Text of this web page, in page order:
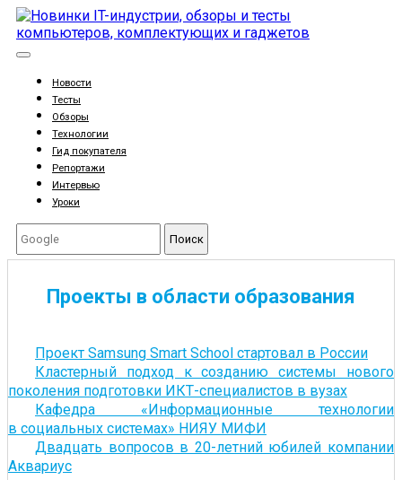
Новости
Тесты
Обзоры
Технологии
Гид покупателя
Репортажи
Интервью
Уроки
Поиск
Проекты в области образования
Проект Samsung Smart School стартовал в России
Кластерный подход к созданию системы нового
поколения подготовки ИКТ-специалистов в вузах
Кафедра «Информационные технологии
в социальных системах» НИЯУ МИФИ
Двадцать вопросов в 20-летний юбилей компании
Аквариус